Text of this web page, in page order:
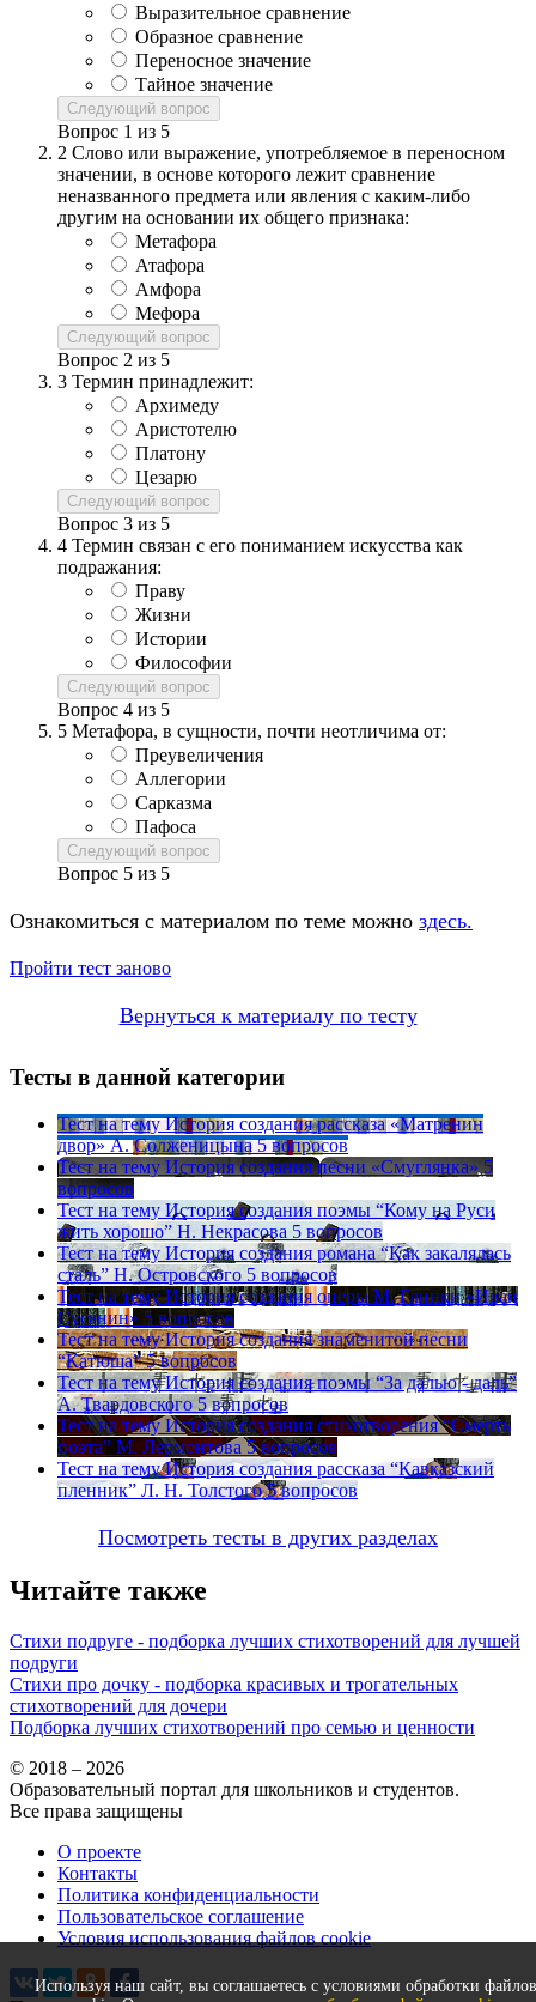
Выразительное сравнение
Образное сравнение
Переносное значение
Тайное значение
Следующий вопрос
Вопрос 1 из 5
2 Слово или выражение, употребляемое в переносном
значении, в основе которого лежит сравнение
неназванного предмета или явления с каким-либо
другим на основании их общего признака:
Метафора
Атафора
Амфора
Мефора
Следующий вопрос
Вопрос 2 из 5
3 Термин принадлежит:
Архимеду
Аристотелю
Платону
Цезарю
Следующий вопрос
Вопрос 3 из 5
4 Термин связан с его пониманием искусства как
подражания:
Праву
Жизни
Истории
Философии
Следующий вопрос
Вопрос 4 из 5
5 Метафора, в сущности, почти неотличима от:
Преувеличения
Аллегории
Сарказма
Пафоса
Следующий вопрос
Вопрос 5 из 5
Ознакомиться с материалом по теме можно здесь.
Пройти тест заново
Вернуться к материалу по тесту
Тесты в данной категории
Тест на тему История создания рассказа «Матренин
двор» А. Солженицына 5 вопросов
Тест на тему История создания песни «Смуглянка» 5
вопросов
Тест на тему История создания поэмы “Кому на Руси
жить хорошо” Н. Некрасова 5 вопросов
Тест на тему История создания романа “Как закалялась
сталь” Н. Островского 5 вопросов
Тест на тему История создания оперы М. Глинки «Иван
Сусанин» 5 вопросов
Тест на тему История создания знаменитой песни
“Катюша” 5 вопросов
Тест на тему История создания поэмы “За далью - даль”
А. Твардовского 5 вопросов
Тест на тему История создания стихотворения “Смерть
поэта” М. Лермонтова 5 вопросов
Тест на тему История создания рассказа “Кавказский
пленник” Л. Н. Толстого 5 вопросов
Посмотреть тесты в других разделах
Читайте также
Стихи подруге - подборка лучших стихотворений для лучшей
подруги
Стихи про дочку - подборка красивых и трогательных
стихотворений для дочери
Подборка лучших стихотворений про семью и ценности
Используя наш сайт, вы соглашаетесь с условиями обработки файлов
© 2018 – 2026
Образовательный портал для школьников и студентов.
Все права защищены
О проекте
Контакты
Политика конфиденциальности
Пользовательское соглашение
Условия использования файлов cookie